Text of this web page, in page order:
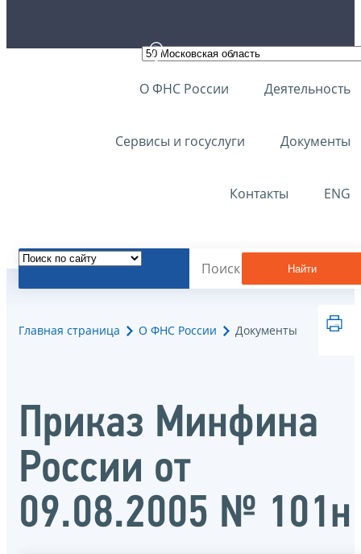
О ФНС России Деятельность
Сервисы и госуслуги Документы
Контакты ENG
Найти
Главная страница О ФНС России Документы
Приказ Минфина
России от
09.08.2005 № 101н